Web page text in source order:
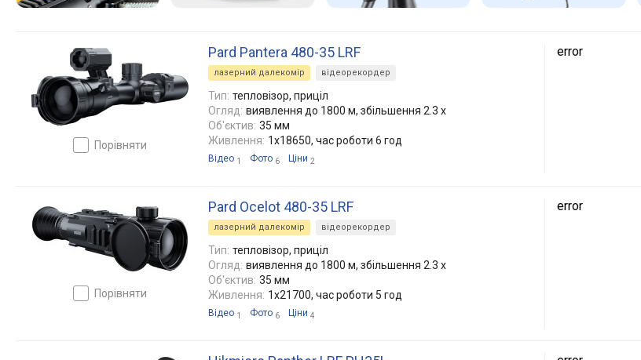
порівняти
Pard Pantera 480-35 LRF
лазерний далекомір відеорекордер
Тип: тепловізор, приціл
Огляд: виявлення до 1800 м, збільшення 2.3 x
Об'єктив: 35 мм
Живлення: 1x18650, час роботи 6 год
Відео 1 Фото 6 Ціни 2
error
порівняти
Pard Ocelot 480-35 LRF
лазерний далекомір відеорекордер
Тип: тепловізор, приціл
Огляд: виявлення до 1800 м, збільшення 2.3 x
Об'єктив: 35 мм
Живлення: 1x21700, час роботи 5 год
Відео 1 Фото 6 Ціни 4
error